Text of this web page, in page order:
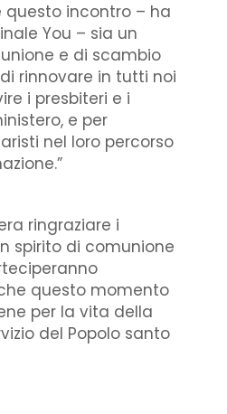
questo incontro – ha
You – sia un
e di scambio
rinnovare in tutti noi
i presbiteri e i
e per
nel loro percorso
ringraziare i
spirito di comunione
questo momento
per la vita della
del Popolo santo